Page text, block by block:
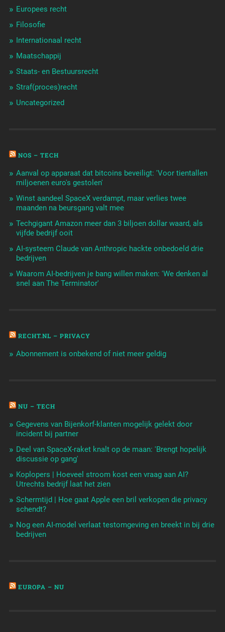
Europees recht
Filosofie
Internationaal recht
Maatschappij
Staats- en Bestuursrecht
Straf(proces)recht
Uncategorized
NOS – TECH
Aanval op apparaat dat bitcoins beveiligt: 'Voor tientallen
miljoenen euro's gestolen'
Winst aandeel SpaceX verdampt, maar verlies twee
maanden na beursgang valt mee
Techgigant Amazon meer dan 3 biljoen dollar waard, als
vijfde bedrijf ooit
AI-systeem Claude van Anthropic hackte onbedoeld drie
bedrijven
Waarom AI-bedrijven je bang willen maken: 'We denken al
snel aan The Terminator'
RECHT.NL – PRIVACY
Abonnement is onbekend of niet meer geldig
NU – TECH
Gegevens van Bijenkorf-klanten mogelijk gelekt door
incident bij partner
Deel van SpaceX-raket knalt op de maan: 'Brengt hopelijk
discussie op gang'
Koplopers | Hoeveel stroom kost een vraag aan AI?
Utrechts bedrijf laat het zien
Schermtijd | Hoe gaat Apple een bril verkopen die privacy
schendt?
Nog een AI-model verlaat testomgeving en breekt in bij drie
bedrijven
EUROPA – NU